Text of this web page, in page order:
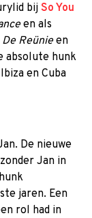
bij So You
en als
De Reünieen
absolute hunk
en Cuba
De nieuwe
Jan in
jaren. Een
rol had in